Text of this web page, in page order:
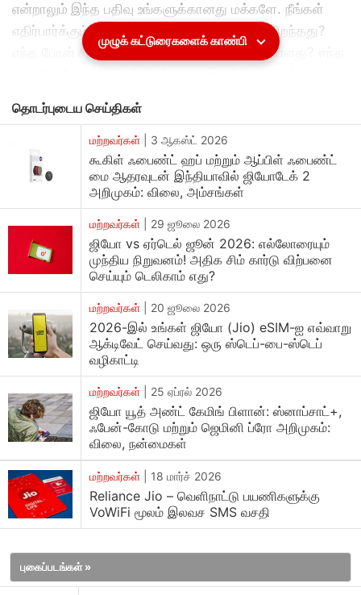
என்றாலும் இந்த பதிவு உங்களுக்கானது மக்களே. நீங்கள்
எதிர்பார்க்கும் விலைக்குள் எந்த ஸ்மார்ட்போன் சிறந்தது?
எந்த போன் சிறந்த பெர்பார்மென்ஸை கொண்டுள்ளது? எந்த
சூப்பர் போன்? என்பது போன்ற விபரங்களை நாங்கள்
உங்களுக்கு விளாவாரியாக சொல்லப்போகிறோம். செல்போன்
தாண்டி மற்ற தொழில்நுட்ப தகவல்களும் உங்களை வந்து
சேரும். இப்போது நாம் பார்க்க இருப்பது Reliance Jioரீசார்ஜ்
திட்டம் பற்றி தான்.
ரிலையன்ஸ் ஜியோ, இந்தியாவின் முன்னணி
தொலைத்தொடர்பு சேவை வழங்குநராக, தனது ப்ரீபெய்ட்
பயனர்களுக்காக புதிய ரூ.100 ரீசார்ஜ் திட்டத்தை
அறிமுகப்படுத்தியுள்ளது. இந்த திட்டம், குறைந்த செலவில்
அதிக பயன்களை வழங்குவதால், பயனர்களிடையே பெரும்
வரவேற்பைப் பெறுகிறது.
ரூ.100 ரீசார்ஜ் திட்டத்தின் முக்கிய அம்சங்கள்:
தொலைபேசி அழைப்புகள்: இந்த திட்டம் முழுமையான
இலவச அஞ்சல் மற்றும் உள்ளூர் அழைப்புகளை
வழங்குகிறது. பயனர்கள் எந்த நெட்வொர்க்கிற்கும்
இலவசமாக அழைக்க முடியும்.
டேட்டா வழங்கல்: திட்டத்தின் கீழ், பயனர்களுக்கு தினசரி
1.5 ஜிபி 4ஜி டேட்டா வழங்கப்படுகிறது. இது தினசரி
இணைய உலாவல், வீடியோ ஸ்ட்ரீமிங் மற்றும் சமூக ஊடக
பயன்பாட்டிற்கு போதுமானது.
முழுக் கட்டுரைகளைக் காண்பி
தொடர்புடைய செய்திகள்
மற்றவர்கள் 3 ஆகஸ்ட் 2026
கூகிள் ஃபைண்ட் ஹப் மற்றும் ஆப்பிள் ஃபைண்ட்
மை ஆதரவுடன் இந்தியாவில் ஜியோடேக் 2
அறிமுகம்: விலை, அம்சங்கள்
மற்றவர்கள் 29 ஜூலை 2026
ஜியோ vs ஏர்டெல் ஜூன் 2026: எல்லோரையும்
முந்திய நிறுவனம்! அதிக சிம் கார்டு விற்பனை
செய்யும் டெலிகாம் எது?
மற்றவர்கள் 20 ஜூலை 2026
2026-இல் உங்கள் ஜியோ (Jio) eSIM-ஐ எவ்வாறு
ஆக்டிவேட் செய்வது: ஒரு ஸ்டெப்-பை-ஸ்டெப்
வழிகாட்டி
மற்றவர்கள் 25 ஏப்ரல் 2026
ஜியோ யூத் அண்ட் கேமிங் பிளான்: ஸ்னாப்சாட்+,
ஃபேன்-கோடு மற்றும் ஜெமினி ப்ரோ அறிமுகம்:
விலை, நன்மைகள்
மற்றவர்கள் 18 மார்ச் 2026
Reliance Jio – வெளிநாட்டு பயணிகளுக்கு
VoWiFi மூலம் இலவச SMS வசதி
புகைப்படங்கள் »